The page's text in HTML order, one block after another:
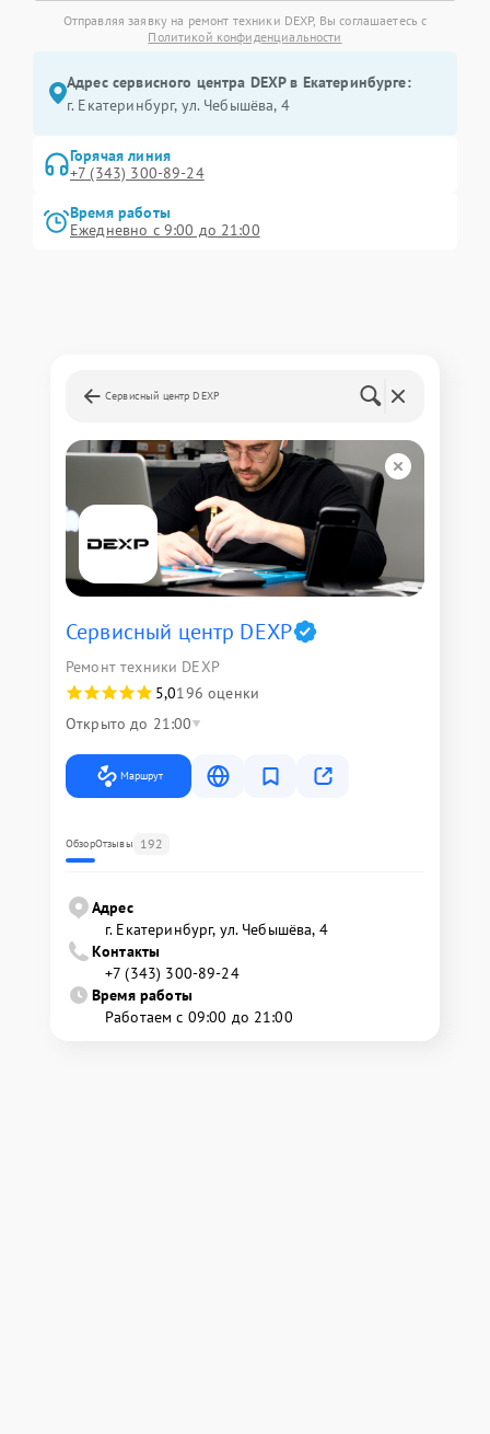
Отправляя заявку на ремонт техники DEXP, Вы соглашаетесь с
Политикой конфиденциальности
Адрес сервисного центра DEXP в Екатеринбурге:
г. Екатеринбург, ул. Чебышёва, 4
Горячая линия
+7 (343) 300-89-24
Время работы
Ежедневно с 9:00 до 21:00
Сервисный центр DEXP
Сервисный центр DEXP
Ремонт техники DEXP
5,0196 оценки
Открыто до 21:00
Маршрут
ОбзорОтзывы 192
Адрес
г. Екатеринбург, ул. Чебышёва, 4
Контакты
+7 (343) 300-89-24
Время работы
Работаем с 09:00 до 21:00